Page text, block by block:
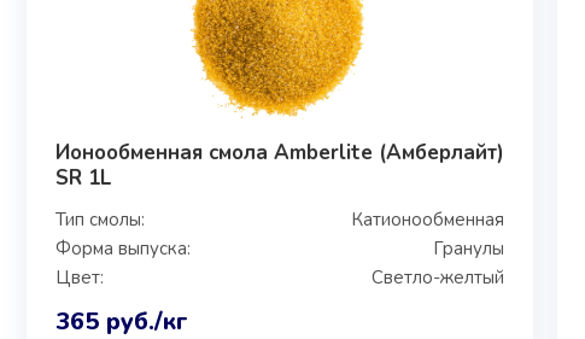
Ионообменная смола Amberlite (Амберлайт)
SR 1L
Тип смолы:
Катионообменная
Форма выпуска:
Гранулы
Цвет:
Светло-желтый
365 руб./кг